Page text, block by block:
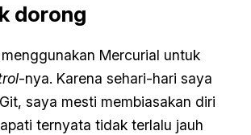
dorong
Mercurial untuk
-nya. Karena sehari-hari saya
saya mesti membiasakan diri
ternyata tidak terlalu jauh